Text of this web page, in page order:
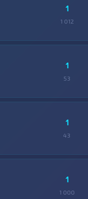
1
1 012
1
53
1
43
1
1 000